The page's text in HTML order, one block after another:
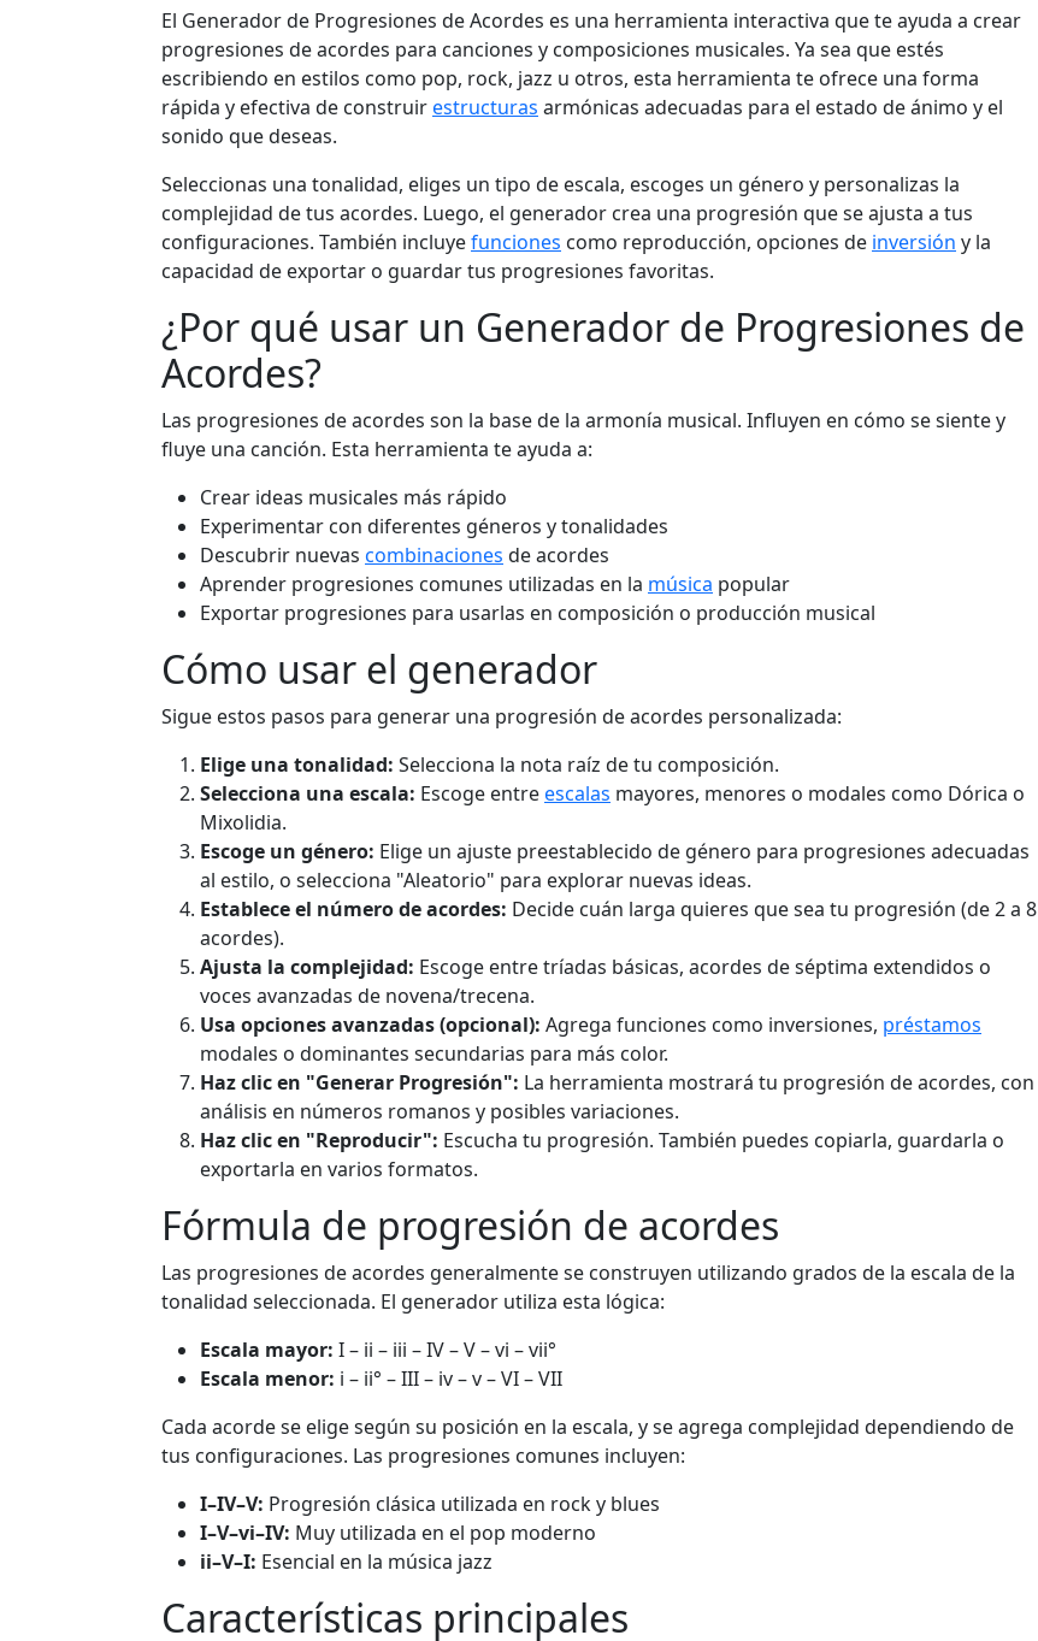
El Generador de Progresiones de Acordes es una herramienta interactiva que te ayuda a crear
progresiones de acordes para canciones y composiciones musicales. Ya sea que estés
escribiendo en estilos como pop, rock, jazz u otros, esta herramienta te ofrece una forma
rápida y efectiva de construirestructuras armónicas adecuadas para el estado de ánimo y el
sonido que deseas.
Seleccionas una tonalidad, eliges un tipo de escala, escoges un género y personalizas la
complejidad de tus acordes. Luego, el generador crea una progresión que se ajusta a tus
configuraciones. También incluyefunciones como reproducción, opciones de inversión y la
capacidad de exportar o guardar tus progresiones favoritas.
¿Por qué usar un Generador de Progresiones de
Acordes?
Las progresiones de acordes son la base de la armonía musical. Influyen en cómo se siente y
fluye una canción. Esta herramienta te ayuda a:
Crear ideas musicales más rápido
Experimentar con diferentes géneros y tonalidades
Descubrir nuevas combinaciones de acordes
Aprender progresiones comunes utilizadas en la música popular
Exportar progresiones para usarlas en composición o producción musical
Cómo usar el generador
Sigue estos pasos para generar una progresión de acordes personalizada:
Elige una tonalidad: Selecciona la nota raíz de tu composición.
Selecciona una escala: Escoge entreescalas mayores, menores o modales como Dórica o
Mixolidia.
Escoge un género: Elige un ajuste preestablecido de género para progresiones adecuadas
al estilo, o selecciona "Aleatorio" para explorar nuevas ideas.
Establece el número de acordes: Decide cuán larga quieres que sea tu progresión (de 2 a 8
acordes).
Ajusta la complejidad: Escoge entre tríadas básicas, acordes de séptima extendidos o
voces avanzadas de novena/trecena.
Usa opciones avanzadas (opcional): Agrega funciones como inversiones, préstamos
modales o dominantes secundarias para más color.
Haz clic en "Generar Progresión": La herramienta mostrará tu progresión de acordes, con
análisis en números romanos y posibles variaciones.
Haz clic en "Reproducir": Escucha tu progresión. También puedes copiarla, guardarla o
exportarla en varios formatos.
Fórmula de progresión de acordes
Las progresiones de acordes generalmente se construyen utilizando grados de la escala de la
tonalidad seleccionada. El generador utiliza esta lógica:
Escala mayor: I – ii – iii – IV – V – vi – vii°
Escala menor: i – ii° – III – iv – v – VI – VII
Cada acorde se elige según su posición en la escala, y se agrega complejidad dependiendo de
tus configuraciones. Las progresiones comunes incluyen:
I–IV–V: Progresión clásica utilizada en rock y blues
I–V–vi–IV: Muy utilizada en el pop moderno
ii–V–I: Esencial en la música jazz
Características principales